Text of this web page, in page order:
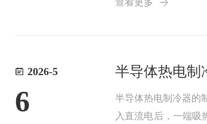
头...
查看更多
2026-5
6
半导体热电制
半导体热电制冷器的
入直流电后，一端